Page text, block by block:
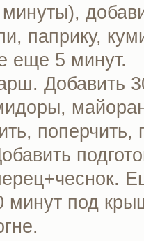
паприку,
еще 5 минут.
Добавить
поперчить,
минут под